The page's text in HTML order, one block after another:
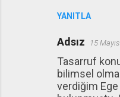
YANITLA
Adsız 15
Tasarruf
bilimsel
verdiğim